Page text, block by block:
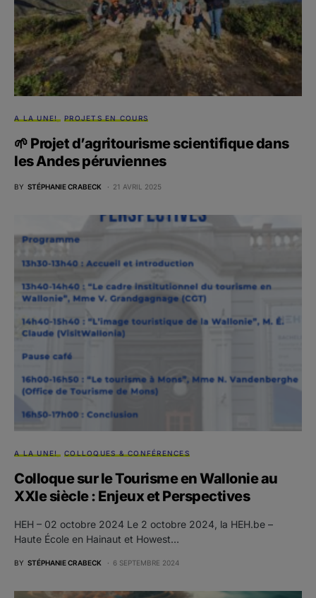
A LA UNE! PROJETS EN COURS
🌱 Projet d’agritourisme scientifique dans
les Andes péruviennes
BY STÉPHANIE CRABECK 21 AVRIL 2025
A LA UNE! COLLOQUES & CONFÉRENCES
Colloque sur le Tourisme en Wallonie au
XXIe siècle : Enjeux et Perspectives
HEH – 02 octobre 2024 Le 2 octobre 2024, la HEH.be –
Haute École en Hainaut et Howest…
BY STÉPHANIE CRABECK 6 SEPTEMBRE 2024